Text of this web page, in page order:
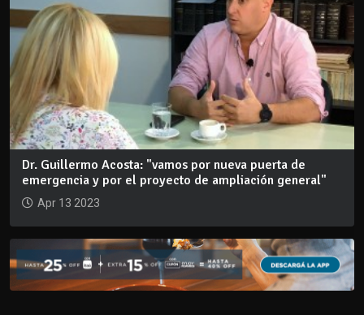
Dr. Guillermo Acosta: "vamos por nueva puerta de
emergencia y por el proyecto de ampliación general"
Apr 13 2023